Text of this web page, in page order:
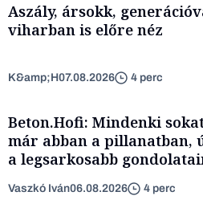
Aszály, ársokk,
viharban is előre néz
K&amp;H07.08.2026 4 perc
Beton.Hofi: Mindenki
már abban a pillanatban,
a legsarkosabb
Vaszkó Iván06.08.2026 4 perc